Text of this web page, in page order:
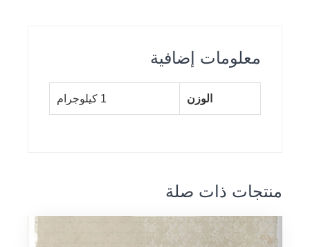
معلومات إضافية
الوزن 1 كيلوجرام
منتجات ذات صلة